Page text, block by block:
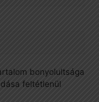
bonyolultsága
feltétlenül